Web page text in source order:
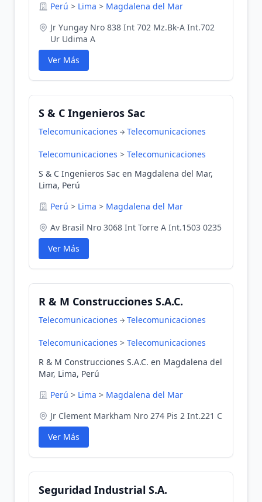
Perú > Lima > Magdalena del Mar
Jr Yungay Nro 838 Int 702 Mz.Bk-A Int.702
Ur Udima A
Ver Más
S & C Ingenieros Sac
Telecomunicaciones Telecomunicaciones
Telecomunicaciones > Telecomunicaciones
S & C Ingenieros Sac en Magdalena del Mar,
Lima, Perú
Perú > Lima > Magdalena del Mar
Av Brasil Nro 3068 Int Torre A Int.1503 0235
Ver Más
R & M Construcciones S.A.C.
Telecomunicaciones Telecomunicaciones
Telecomunicaciones > Telecomunicaciones
R & M Construcciones S.A.C. en Magdalena del
Mar, Lima, Perú
Perú > Lima > Magdalena del Mar
Jr Clement Markham Nro 274 Pis 2 Int.221 C
Ver Más
Seguridad Industrial S.A.